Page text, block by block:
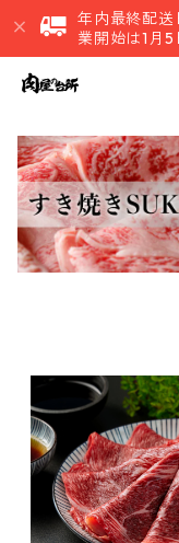
年内最終配
業開始は1月5